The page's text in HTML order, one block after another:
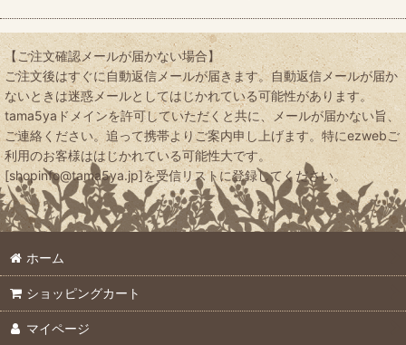
【ご注文確認メールが届かない場合】
ご注文後はすぐに自動返信メールが届きます。自動返信メールが届か
ないときは迷惑メールとしてはじかれている可能性があります。
tama5yaドメインを許可していただくと共に、メールが届かない旨、
ご連絡ください。追って携帯よりご案内申し上げます。特にezwebご
利用のお客様ははじかれている可能性大です。
[shopinfo@tama5ya.jp]を受信リストに登録してください。
ホーム
ショッピングカート
マイページ